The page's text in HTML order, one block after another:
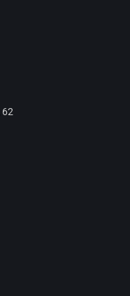
62